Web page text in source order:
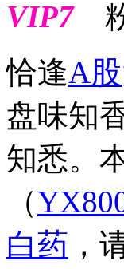
VIP7
恰逢A股
盘味知
知悉。
（
白药 ，